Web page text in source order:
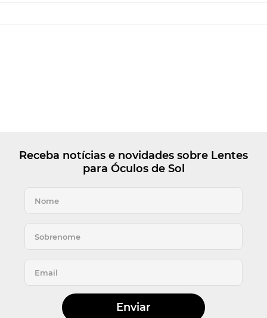
Receba notícias e novidades sobre Lentes
para Óculos de Sol
Enviar